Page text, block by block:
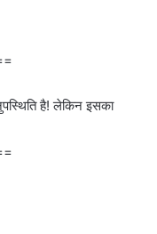
है! लेकिन इसका